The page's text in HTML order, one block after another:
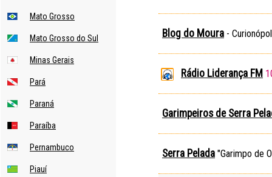
Mato Grosso
Mato Grosso do Sul
Minas Gerais
Pará
Paraná
Paraíba
Pernambuco
Piauí
Blog do Moura -
Rádio Liderança FM
Garimpeiros de Serra
Serra Pelada "Garimpo de